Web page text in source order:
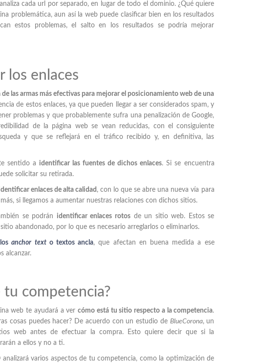
cada url por separado, en lugar de todo el dominio. ¿Qué quiere
problemática, aun así la web puede clasificar bien en los resultados
estos problemas, el salto en los resultados se podría mejorar
los enlaces
de las armas más efectivas para mejorar el posicionamiento web de una
de estos enlaces, ya que pueden llegar a ser considerados spam, y
problemas y que probablemente sufra una penalización de Google,
de la página web se vean reducidas, con el consiguiente
y que se reflejará en el tráfico recibido y, en definitiva, las
sentido a identificar las fuentes de dichos enlaces. Si se encuentra
solicitar su retirada.
enlaces de alta calidad , con lo que se abre una nueva vía para
si llegamos a aumentar nuestras relaciones con dichos sitios.
se podrán identificar enlaces rotos de un sitio web. Estos se
abandonado, por lo que es necesario arreglarlos o eliminarlos.
losanchor texto textos ancla, que afectan en buena medida a ese
alcanzar.
tu competencia?
web te ayudará a vercómo está tu sitio respecto a la competencia.
cosas puedes hacer? De acuerdo con un estudio de BlueCorona, un
web antes de efectuar la compra. Esto quiere decir que si la
a ellos y no a ti.
varios aspectos de tu competencia, como la optimización de